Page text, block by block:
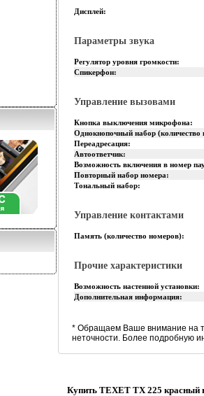
Дисплей:
Параметры звука
Регулятор уровня громкости:
Спикерфон:
Управление вызовами
Кнопка выключения микрофона:
Однокнопочный набор (количество
Переадресация:
Автоответчик:
Возможность включения в номер
Повторный набор номера:
Тональный набор:
Управление контактами
Память (количество номеров):
Прочие характеристики
Возможность настенной установки:
Дополнительная информация:
* Обращаем Ваше внимание на
неточности. Более подробную
Купить TEXET TX 225 красный